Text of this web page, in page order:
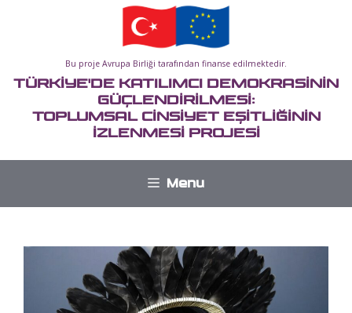
Bu proje Avrupa Birliği tarafından finanse edilmektedir.
TÜRKİYE'DE KATILIMCI DEMOKRASİNİN
GÜÇLENDİRİLMESİ:
TOPLUMSAL CİNSİYET EŞİTLİĞİNİN
İZLENMESİ PROJESİ
Menu